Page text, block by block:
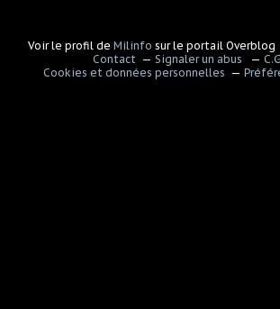
Voir le profil deMilinfo sur le portail Overblog
Contact
Signaler un abus
Cookies et données personnelles